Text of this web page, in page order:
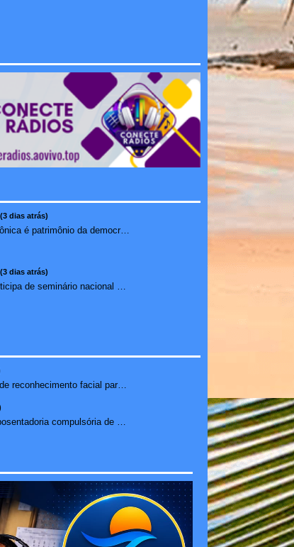
dias atrás)
Urna eletrônica é patrimônio da democracia, diz presidente do TSE
dias atrás)
Agência suspende uso de reconhecimento facial para chamada...